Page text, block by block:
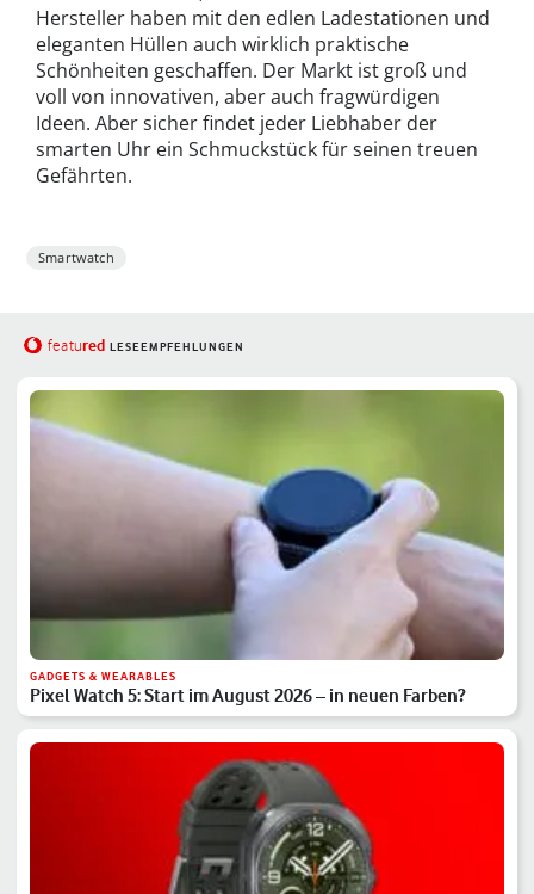
Hersteller haben mit den edlen Ladestationen und
eleganten Hüllen auch wirklich praktische
Schönheiten geschaffen. Der Markt ist groß und
voll von innovativen, aber auch fragwürdigen
Ideen. Aber sicher findet jeder Liebhaber der
smarten Uhr ein Schmuckstück für seinen treuen
Gefährten.
Smartwatch
featured LESEEMPFEHLUNGEN
GADGETS & WEARABLES
Pixel Watch 5: Start im August 2026 – in neuen Farben?